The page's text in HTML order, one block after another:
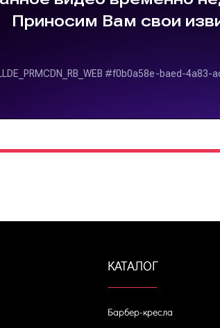
КАТАЛОГ
Барбер-кресла